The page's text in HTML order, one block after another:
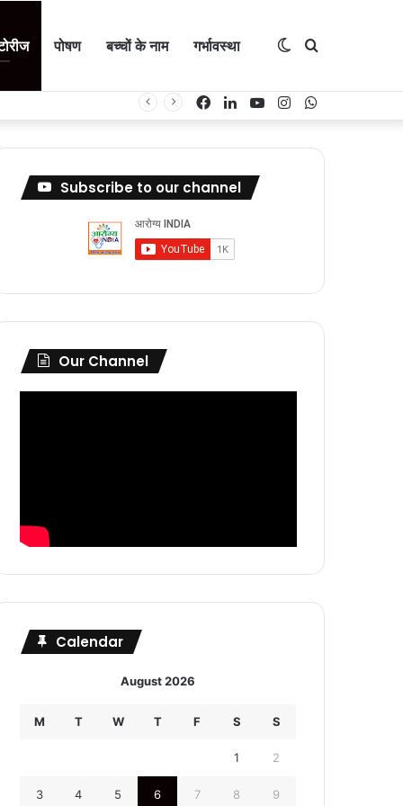
पोषण बच्चों के नाम गर्भावस्था Search
Switch
Instagram
YouTube
LinkedIn
Facebook
Subscribe to our channel
Our Channel
Calendar
August 2026
M T W T F S S
1 2
3 4 5 6 7 8 9